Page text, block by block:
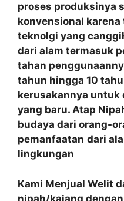
proses produksinya
konvensional
teknolgi yang
dari alam termasuk
tahan
tahun hingga 10
kerusakannya untuk
yang baru. Atap
budaya dari orang-
pemanfaatan dari
lingkungan
Kami Menjual Welit
nipah/kajang